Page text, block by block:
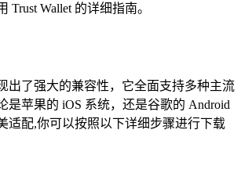
Trust Wallet 的详细指南。
出了强大的兼容性，它全面支持多种主流
是苹果的 iOS 系统，还是谷歌的 Android
适配,你可以按照以下详细步骤进行下载